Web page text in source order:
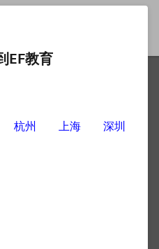
语自学的方
怎么做，接下来就给大家分
EF教育
杭州 上海
深圳